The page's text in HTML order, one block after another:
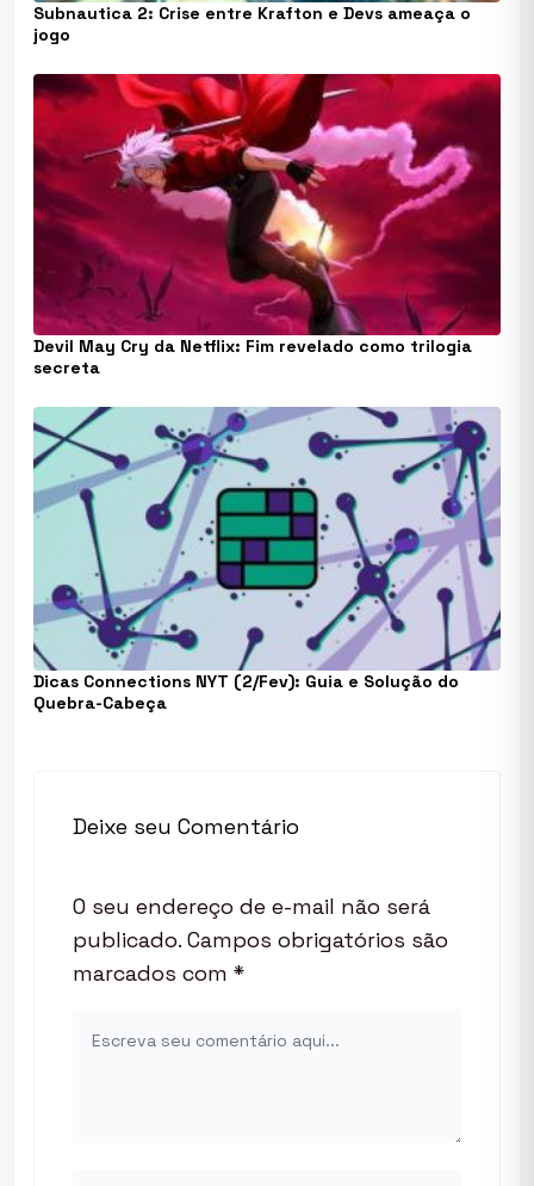
Subnautica 2: Crise entre Krafton e Devs ameaça o
jogo
Devil May Cry da Netflix: Fim revelado como trilogia
secreta
Dicas Connections NYT (2/Fev): Guia e Solução do
Quebra-Cabeça
Deixe seu Comentário
O seu endereço de e-mail não será
publicado. Campos obrigatórios são
marcados com *